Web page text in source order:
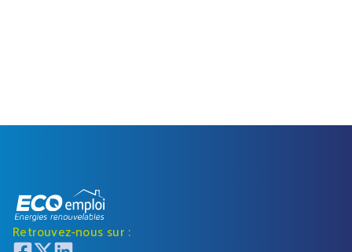
Retrouvez-nous sur :